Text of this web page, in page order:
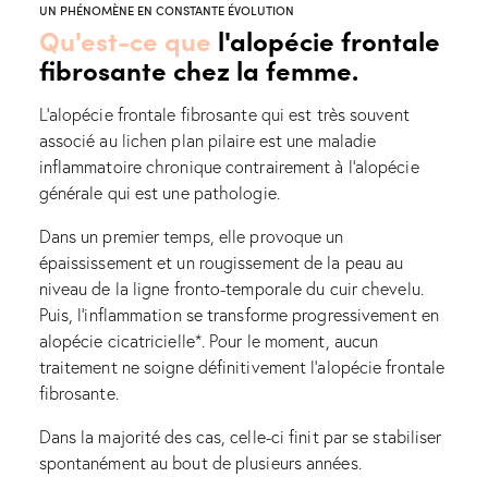
UN PHÉNOMÈNE EN CONSTANTE ÉVOLUTION
Qu'est-ce que l'alopécie frontale
fibrosante chez la femme.
L’alopécie frontale fibrosante qui est très souvent
associé au lichen plan pilaire est une maladie
inflammatoire chronique contrairement à l’alopécie
générale qui est une pathologie.
Dans un premier temps, elle provoque un
épaississement et un rougissement de la peau au
niveau de la ligne fronto-temporale du cuir chevelu.
Puis, l’inflammation se transforme progressivement en
alopécie cicatricielle*. Pour le moment, aucun
traitement ne soigne définitivement l’alopécie frontale
fibrosante.
Dans la majorité des cas, celle-ci finit par se stabiliser
spontanément au bout de plusieurs années.